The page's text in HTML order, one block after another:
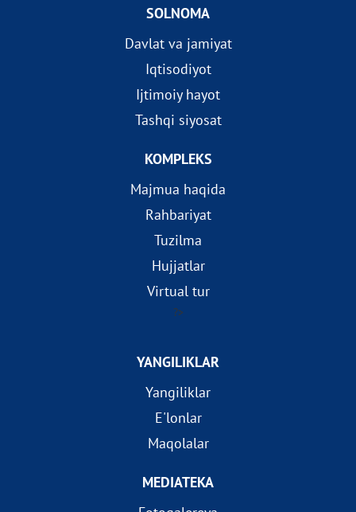
SOLNOMA
Davlat va jamiyat
Iqtisodiyot
Ijtimoiy hayot
Tashqi siyosat
KOMPLEKS
Majmua haqida
Rahbariyat
Tuzilma
Hujjatlar
Virtual tur
?>
YANGILIKLAR
Yangiliklar
E'lonlar
Maqolalar
MEDIATEKA